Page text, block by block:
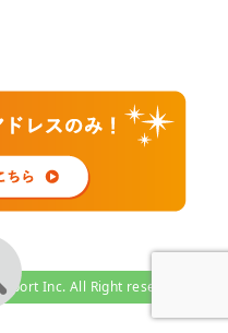
Inc. All Right reserved.